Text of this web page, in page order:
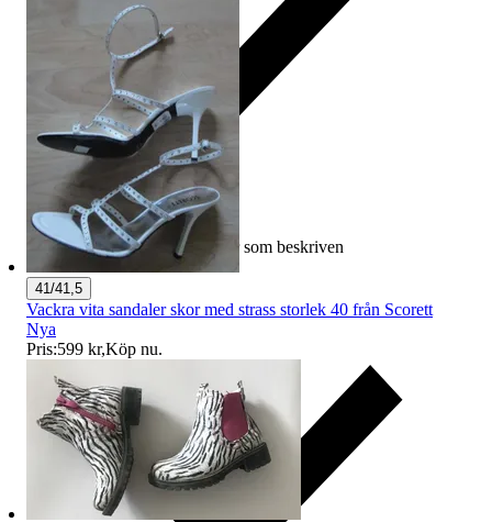
Ersättning om varan inte är som beskriven
41/41,5
Vackra vita sandaler skor med strass storlek 40 från Scorett
Nya
Pris:599 kr,Köp nu.